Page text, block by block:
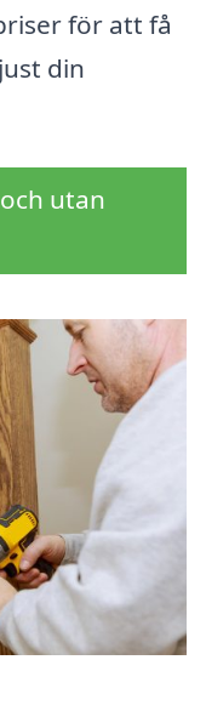
för att få
din
utan